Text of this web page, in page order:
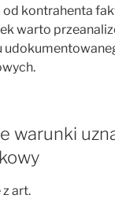
kontrahenta
warto
warunki
art.